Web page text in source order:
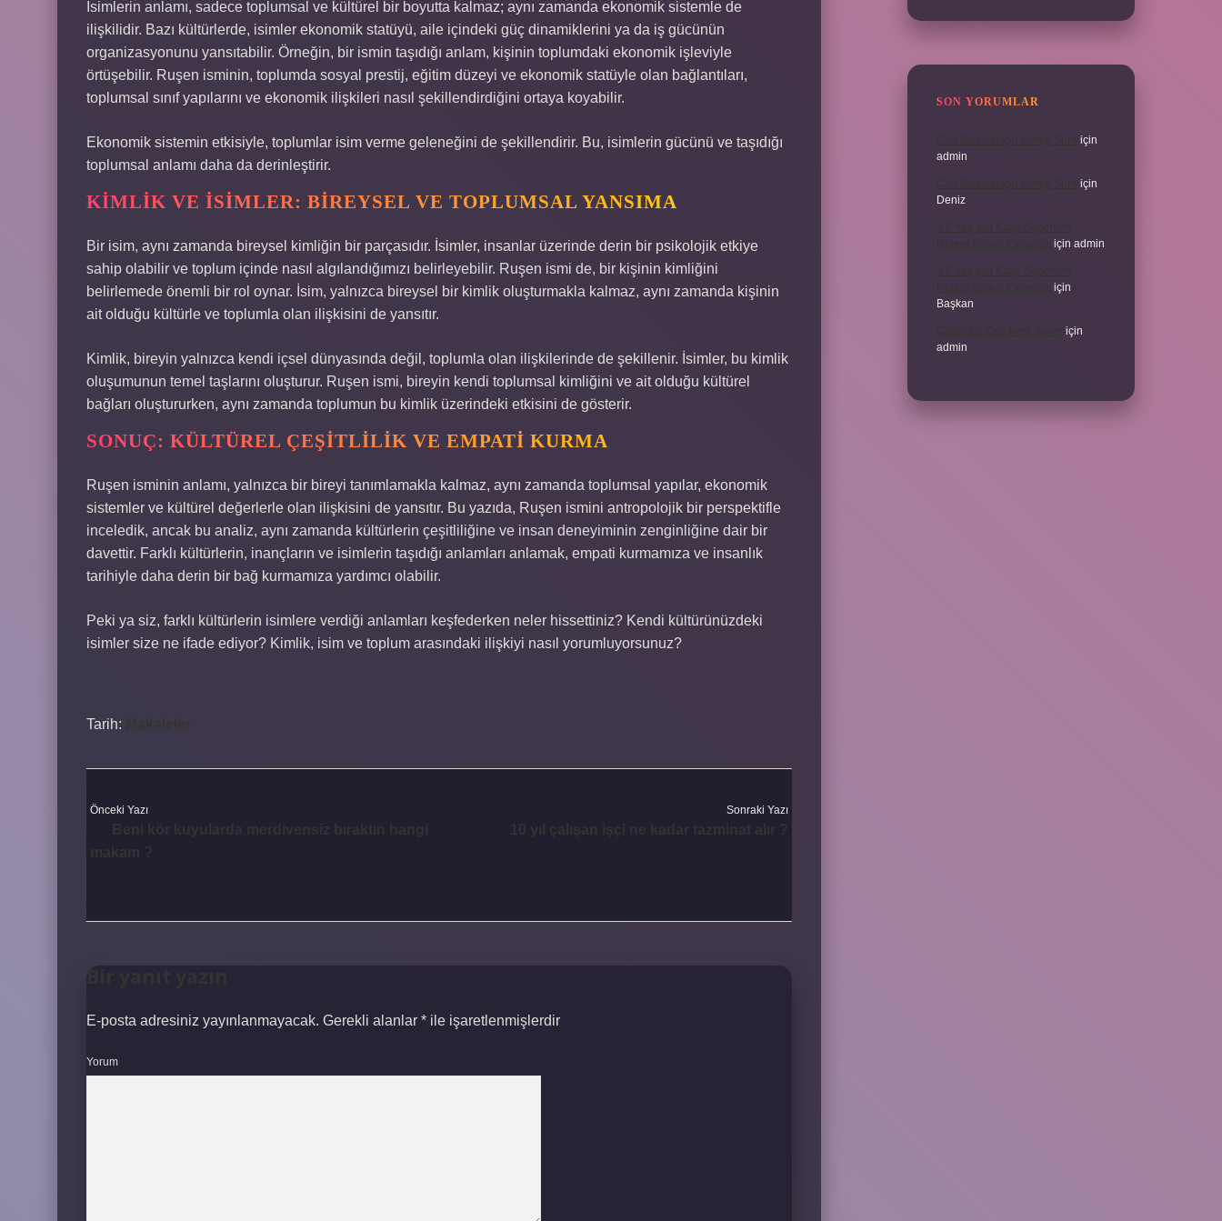
İsimlerin anlamı, sadece toplumsal ve kültürel bir boyutta kalmaz; aynı zamanda ekonomik sistemle de
ilişkilidir. Bazı kültürlerde, isimler ekonomik statüyü, aile içindeki güç dinamiklerini ya da iş gücünün
organizasyonunu yansıtabilir. Örneğin, bir ismin taşıdığı anlam, kişinin toplumdaki ekonomik işleviyle
örtüşebilir. Ruşen isminin, toplumda sosyal prestij, eğitim düzeyi ve ekonomik statüyle olan bağlantıları,
toplumsal sınıf yapılarını ve ekonomik ilişkileri nasıl şekillendirdiğini ortaya koyabilir.
Ekonomik sistemin etkisiyle, toplumlar isim verme geleneğini de şekillendirir. Bu, isimlerin gücünü ve taşıdığı
toplumsal anlamı daha da derinleştirir.
KIMLIK VE İSIMLER: BIREYSEL VE TOPLUMSAL YANSIMA
Bir isim, aynı zamanda bireysel kimliğin bir parçasıdır. İsimler, insanlar üzerinde derin bir psikolojik etkiye
sahip olabilir ve toplum içinde nasıl algılandığımızı belirleyebilir. Ruşen ismi de, bir kişinin kimliğini
belirlemede önemli bir rol oynar. İsim, yalnızca bireysel bir kimlik oluşturmakla kalmaz, aynı zamanda kişinin
ait olduğu kültürle ve toplumla olan ilişkisini de yansıtır.
Kimlik, bireyin yalnızca kendi içsel dünyasında değil, toplumla olan ilişkilerinde de şekillenir. İsimler, bu kimlik
oluşumunun temel taşlarını oluşturur. Ruşen ismi, bireyin kendi toplumsal kimliğini ve ait olduğu kültürel
bağları oluştururken, aynı zamanda toplumun bu kimlik üzerindeki etkisini de gösterir.
SONUÇ: KÜLTÜREL ÇEŞITLILIK VE EMPATI KURMA
Ruşen isminin anlamı, yalnızca bir bireyi tanımlamakla kalmaz, aynı zamanda toplumsal yapılar, ekonomik
sistemler ve kültürel değerlerle olan ilişkisini de yansıtır. Bu yazıda, Ruşen ismini antropolojik bir perspektifle
inceledik, ancak bu analiz, aynı zamanda kültürlerin çeşitliliğine ve insan deneyiminin zenginliğine dair bir
davettir. Farklı kültürlerin, inançların ve isimlerin taşıdığı anlamları anlamak, empati kurmamıza ve insanlık
tarihiyle daha derin bir bağ kurmamıza yardımcı olabilir.
Peki ya siz, farklı kültürlerin isimlere verdiği anlamları keşfederken neler hissettiniz? Kendi kültürünüzdeki
isimler size ne ifade ediyor? Kimlik, isim ve toplum arasındaki ilişkiyi nasıl yorumluyorsunuz?
Tarih: Makaleler
Önceki Yazı Sonraki Yazı
Bir yanıt yazın
E-posta adresiniz yayınlanmayacak. Gerekli alanlar * ile işaretlenmişlerdir
Yorum
SON YORUMLAR
için
admin
için
Deniz
için admin
için
Başkan
için
admin